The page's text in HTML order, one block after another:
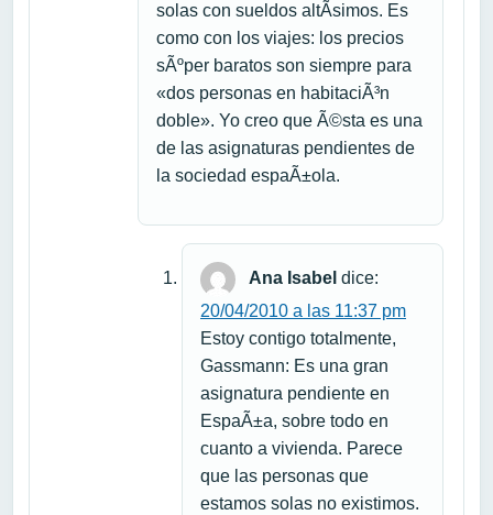
solas con sueldos altÃ­simos. Es
como con los viajes: los precios
sÃºper baratos son siempre para
«dos personas en habitaciÃ³n
doble». Yo creo que Ã©sta es una
de las asignaturas pendientes de
la sociedad espaÃ±ola.
Ana Isabel dice:
20/04/2010 a las 11:37 pm
Estoy contigo totalmente,
Gassmann: Es una gran
asignatura pendiente en
EspaÃ±a, sobre todo en
cuanto a vivienda. Parece
que las personas que
estamos solas no existimos.